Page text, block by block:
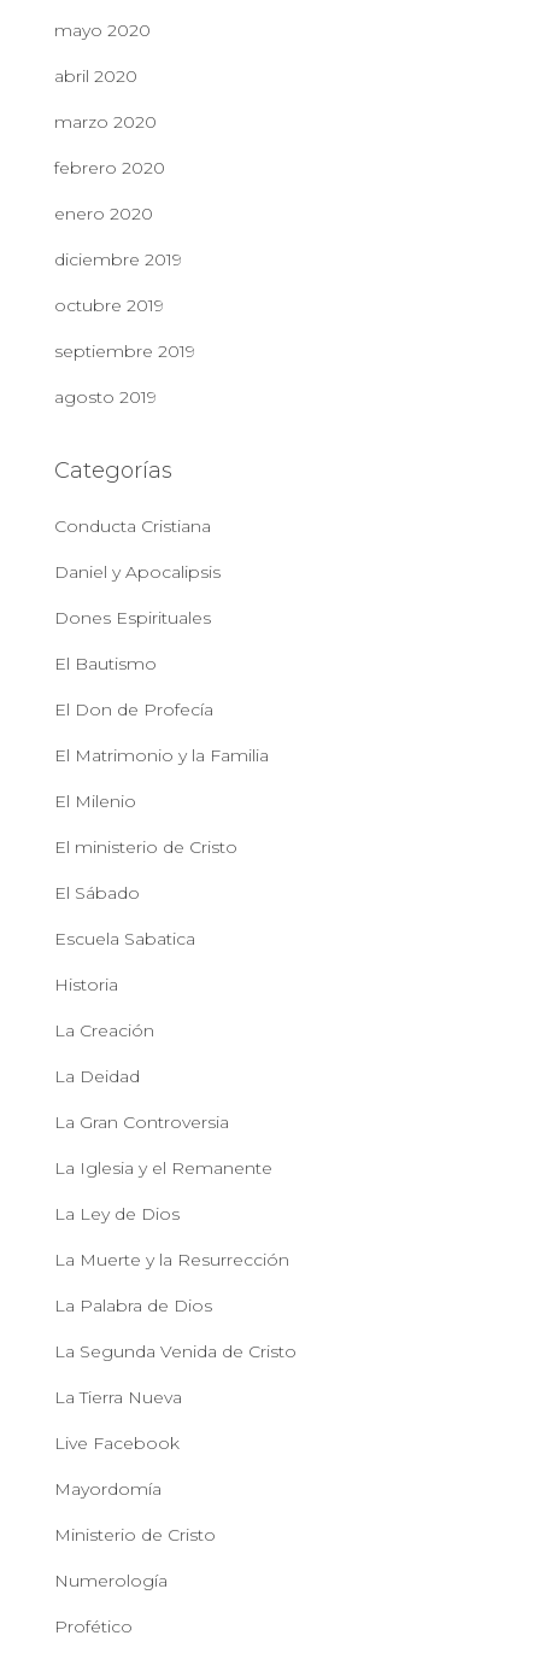
mayo 2020
abril 2020
marzo 2020
febrero 2020
enero 2020
diciembre 2019
octubre 2019
septiembre 2019
agosto 2019
Categorías
Conducta Cristiana
Daniel y Apocalipsis
Dones Espirituales
El Bautismo
El Don de Profecía
El Matrimonio y la Familia
El Milenio
El ministerio de Cristo
El Sábado
Escuela Sabatica
Historia
La Creación
La Deidad
La Gran Controversia
La Iglesia y el Remanente
La Ley de Dios
La Muerte y la Resurrección
La Palabra de Dios
La Segunda Venida de Cristo
La Tierra Nueva
Live Facebook
Mayordomía
Ministerio de Cristo
Numerología
Profético